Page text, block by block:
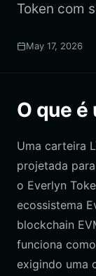
Token com
May 17, 2026
O que é
Uma carteira
projetada
o Everlyn
ecossistema
blockchain
funciona
exigindo uma